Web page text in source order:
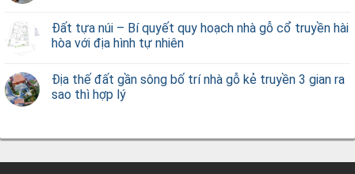
Đất tựa núi – Bí quyết quy hoạch nhà gỗ cổ truyền hài
hòa với địa hình tự nhiên
Địa thế đất gần sông bố trí nhà gỗ kẻ truyền 3 gian ra
sao thì hợp lý